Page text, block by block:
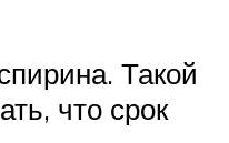
Такой
что срок